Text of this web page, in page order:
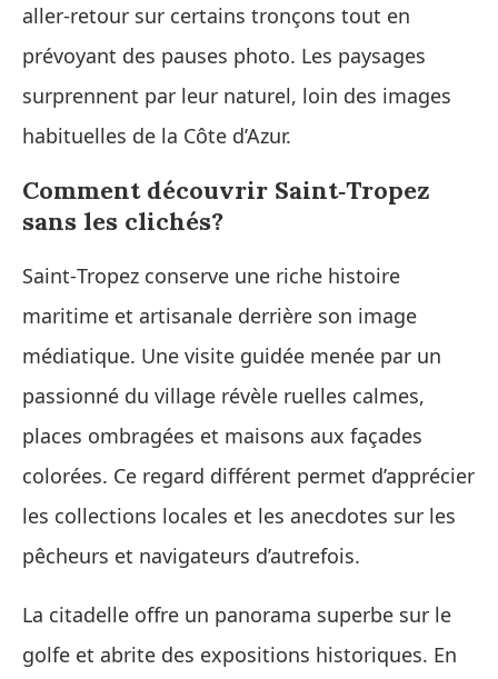
aller‑retour sur certains tronçons tout en
prévoyant des pauses photo. Les paysages
surprennent par leur naturel, loin des images
habituelles de la Côte d’Azur.
Comment découvrir Saint‑Tropez
sans les clichés?
Saint‑Tropez conserve une riche histoire
maritime et artisanale derrière son image
médiatique. Une visite guidée menée par un
passionné du village révèle ruelles calmes,
places ombragées et maisons aux façades
colorées. Ce regard différent permet d’apprécier
les collections locales et les anecdotes sur les
pêcheurs et navigateurs d’autrefois.
La citadelle offre un panorama superbe sur le
golfe et abrite des expositions historiques. En